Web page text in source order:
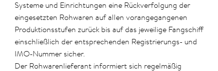
Systeme und Einrichtungen eine Rückverfolgung der
eingesetzten Rohwaren auf allen vorangegangenen
Produktionsstufen zurück bis auf das jeweilige Fangschiff
einschließlich der entsprechenden Registrierungs- und
IMO-Nummer sicher.
Der Rohwarenlieferant informiert sich regelmäßig